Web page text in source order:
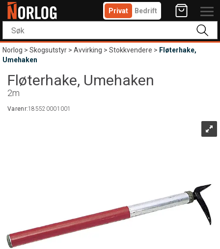
Privat Bedrift
Norlog>Skogsutstyr>Avvirking>Stokkvendere> Fløterhake,
Umehaken
Fløterhake, Umehaken
2m
Varenr:185520001001